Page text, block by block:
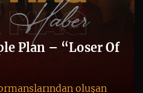
Plan – “Loser Of
oluşan